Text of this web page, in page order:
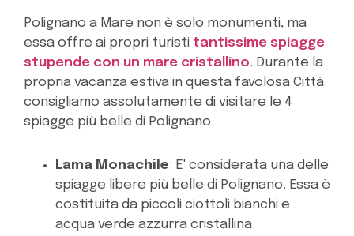
Polignano a Mare non è solo monumenti, ma
essa offre ai propri turisti tantissime spiagge
stupende con un mare cristallino. Durante la
propria vacanza estiva in questa favolosa Città
consigliamo assolutamente di visitare le 4
spiagge più belle di Polignano.
Lama Monachile: E' considerata una delle
spiagge libere più belle di Polignano. Essa è
costituita da piccoli ciottoli bianchi e
acqua verde azzurra cristallina.